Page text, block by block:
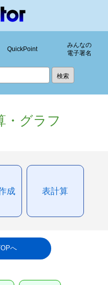
QuickPoint
みんなの
電子署名
・グラフ
成 表計算
へ